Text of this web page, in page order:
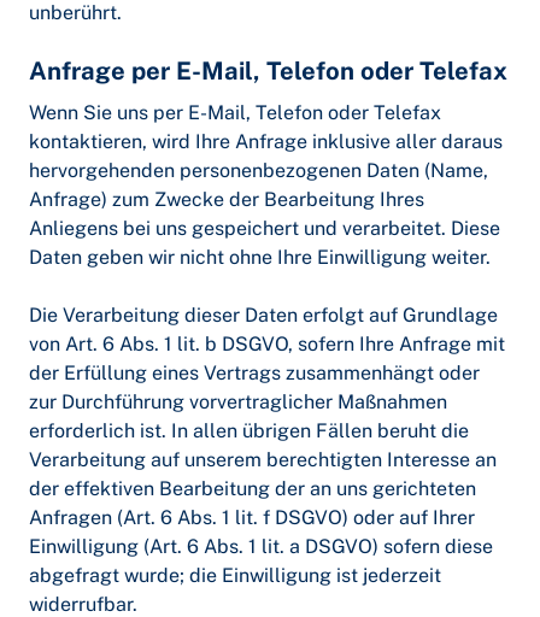
unberührt.
Anfrage per E-Mail, Telefon oder Telefax
Wenn Sie uns per E-Mail, Telefon oder Telefax
kontaktieren, wird Ihre Anfrage inklusive aller daraus
hervorgehenden personenbezogenen Daten (Name,
Anfrage) zum Zwecke der Bearbeitung Ihres
Anliegens bei uns gespeichert und verarbeitet. Diese
Daten geben wir nicht ohne Ihre Einwilligung weiter.
Die Verarbeitung dieser Daten erfolgt auf Grundlage
von Art. 6 Abs. 1 lit. b DSGVO, sofern Ihre Anfrage mit
der Erfüllung eines Vertrags zusammenhängt oder
zur Durchführung vorvertraglicher Maßnahmen
erforderlich ist. In allen übrigen Fällen beruht die
Verarbeitung auf unserem berechtigten Interesse an
der effektiven Bearbeitung der an uns gerichteten
Anfragen (Art. 6 Abs. 1 lit. f DSGVO) oder auf Ihrer
Einwilligung (Art. 6 Abs. 1 lit. a DSGVO) sofern diese
abgefragt wurde; die Einwilligung ist jederzeit
widerrufbar.